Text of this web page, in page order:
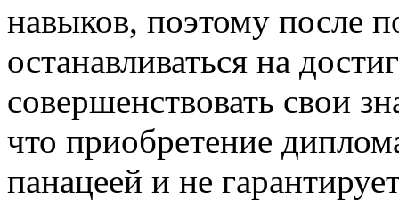
навыков, поэтому после
останавливаться на
совершенствовать свои
что приобретение
панацеей и не